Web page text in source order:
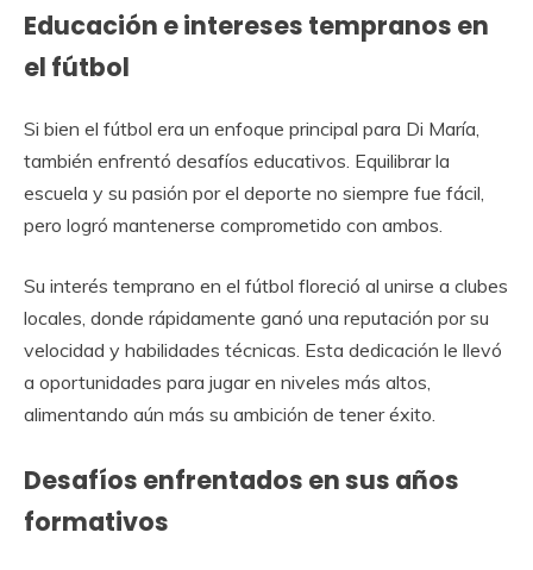
Educación e intereses tempranos en
el fútbol
Si bien el fútbol era un enfoque principal para Di María,
también enfrentó desafíos educativos. Equilibrar la
escuela y su pasión por el deporte no siempre fue fácil,
pero logró mantenerse comprometido con ambos.
Su interés temprano en el fútbol floreció al unirse a clubes
locales, donde rápidamente ganó una reputación por su
velocidad y habilidades técnicas. Esta dedicación le llevó
a oportunidades para jugar en niveles más altos,
alimentando aún más su ambición de tener éxito.
Desafíos enfrentados en sus años
formativos